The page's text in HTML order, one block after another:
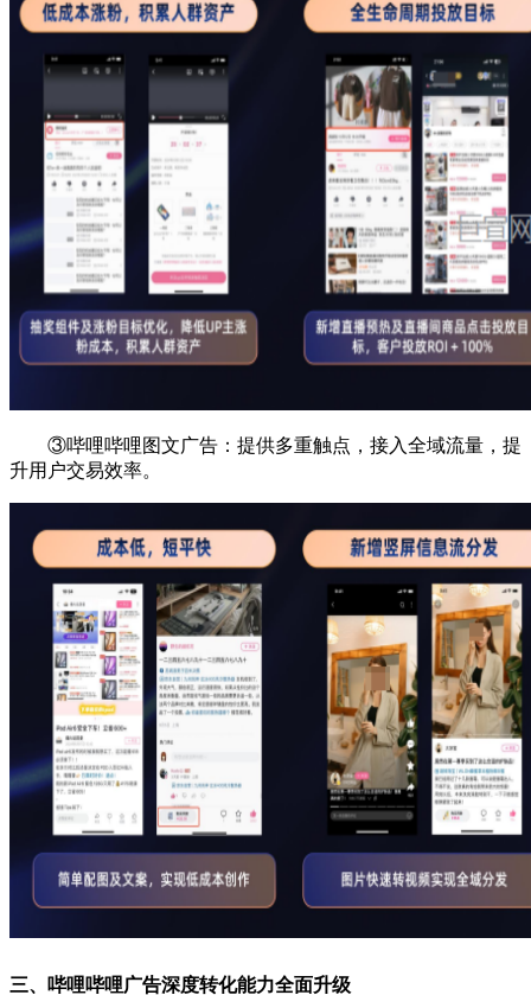
③哔哩哔哩图文广告 ：提供多重触点，接入全域流量，提
升用户交易效率。
三、哔哩哔哩广告深度转化能力全面升级